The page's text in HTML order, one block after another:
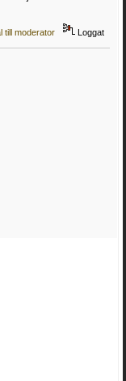
till moderator Loggat